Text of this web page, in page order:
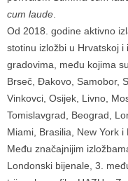
cum laude
Od 2018. godine aktivno
stotinu izložbi u Hrvatskoj
gradovima, među kojima
Brseč, Đakovo, Samobor,
Vinkovci, Osijek, Livno,
Tomislavgrad, Beograd,
Miami, Brasilia, New York i
Među značajnijim
Londonski bijenale, 3.